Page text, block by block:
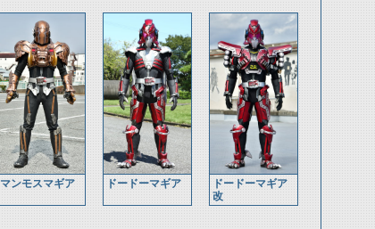
マンモスマギア ドードーマギア
ドードーマギア
改